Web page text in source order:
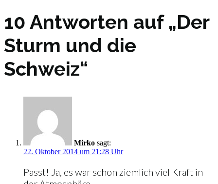
10 Antworten auf „Der
Sturm und die
Schweiz“
Mirko sagt:
22. Oktober 2014 um 21:28 Uhr
Passt! Ja, es war schon ziemlich viel Kraft in